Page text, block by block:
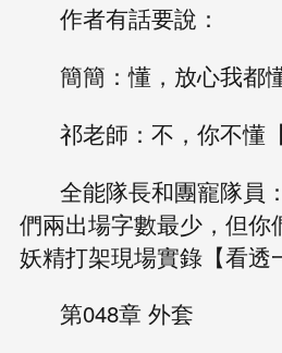
作者有話要說：
簡簡：懂，放心我都
祁老師：不，你不懂
全能隊長和團寵隊員
們兩出場字數最少，但你
妖精打架現場實錄【看透
第048章 外套